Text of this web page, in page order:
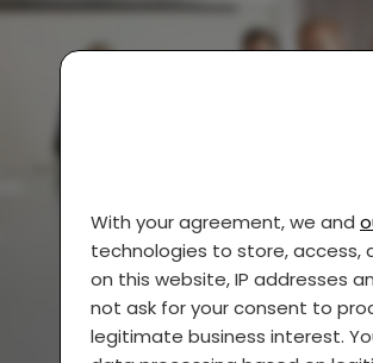
With your agreement, we and
technologies to store, access,
on this website, IP addresses
not ask for your consent to
legitimate business interest.